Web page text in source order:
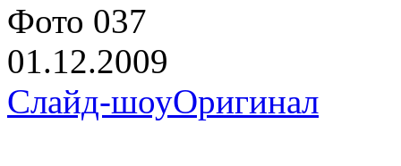
Фото 037
01.12.2009
Слайд-шоуОригинал